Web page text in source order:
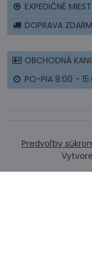
EXPEDIČNÉ
DOPRAVA
OBCHODNÁ
PO-PIA 8:00 -
Predvoľby